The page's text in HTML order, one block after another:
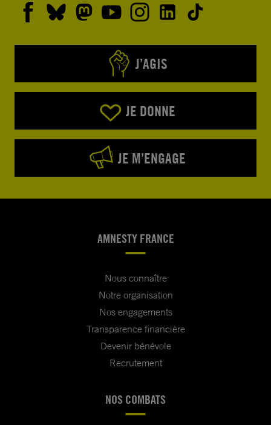
J’AGIS
JE DONNE
JE M’ENGAGE
AMNESTY FRANCE
Nous connaître
Notre organisation
Nos engagements
Transparence financière
Devenir bénévole
Recrutement
NOS COMBATS